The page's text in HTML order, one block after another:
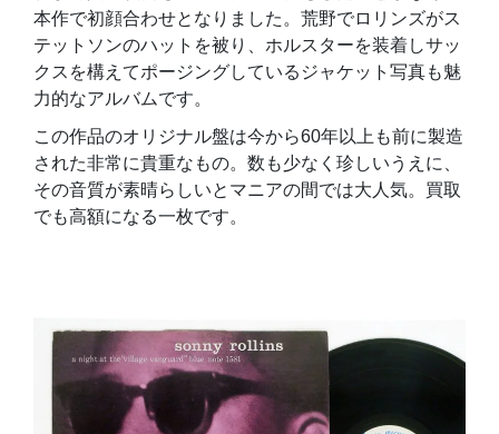
本作で初顔合わせとなりました。荒野でロリンズがス
テットソンのハットを被り、ホルスターを装着しサッ
クスを構えてポージングしているジャケット写真も魅
力的なアルバムです。
この作品のオリジナル盤は今から60年以上も前に製造
された非常に貴重なもの。数も少なく珍しいうえに、
その音質が素晴らしいとマニアの間では大人気。買取
でも高額になる一枚です。